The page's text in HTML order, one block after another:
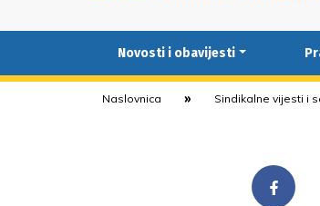
Novosti i obavijesti
Naslovnica Sindikalne vijesti i
Facebook